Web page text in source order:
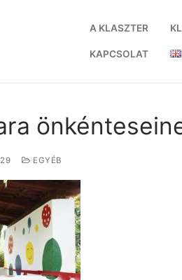
A KLASZTER
KAPCSOLAT
EGYÉB